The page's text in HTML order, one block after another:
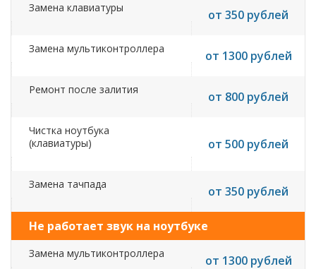
Замена клавиатуры от 350 рублей
Замена мультиконтроллера от 1300 рублей
Ремонт после залития от 800 рублей
Чистка ноутбука
(клавиатуры)
от 500 рублей
Замена тачпада от 350 рублей
Не работает звук на ноутбуке
Замена мультиконтроллера от 1300 рублей